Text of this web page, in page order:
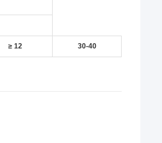
≥ 12 30-40